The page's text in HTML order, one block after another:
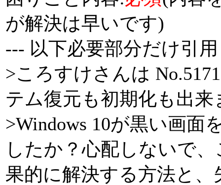
が解決は早いです)
--- 以下必要部分だけ引
>ころすけさんは
テム復元も初期化も出
>Windows 10が黒い画面
したか？心配しないで
果的に解決する方法と